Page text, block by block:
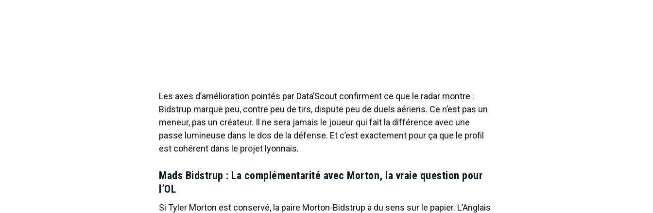
Les axes d’amélioration pointés par Data’Scout confirment ce que le radar montre :
Bidstrup marque peu, contre peu de tirs, dispute peu de duels aériens. Ce n’est pas un
meneur, pas un créateur. Il ne sera jamais le joueur qui fait la différence avec une
passe lumineuse dans le dos de la défense. Et c’est exactement pour ça que le profil
est cohérent dans le projet lyonnais.
Mads Bidstrup : La complémentarité avec Morton, la vraie question pour
l’OL
Si Tyler Morton est conservé, la paire Morton-Bidstrup a du sens sur le papier. L’Anglais